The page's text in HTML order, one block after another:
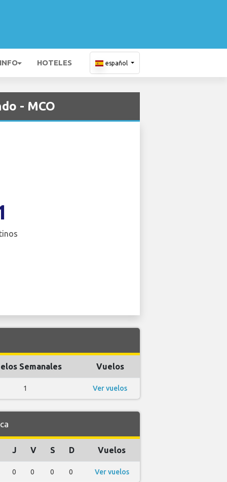
HOTELES español
- MCO
Semanales Vuelos
1 Ver vuelos
J V S D Vuelos
0 0 0 0 Ver vuelos